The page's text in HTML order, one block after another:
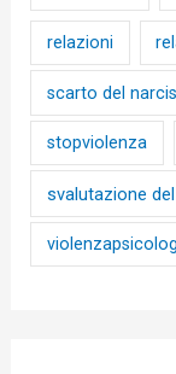
relazioni
scarto del
stopviolenza
svalutazione